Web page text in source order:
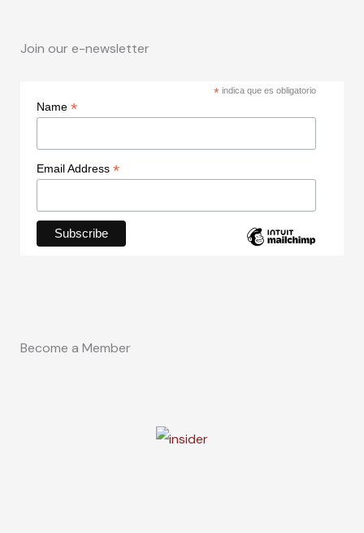
Join our e-newsletter
* indica que es obligatorio
Name *
Email Address *
Become a Member